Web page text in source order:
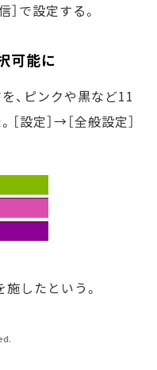
］で設定する。
可能に
、ピンクや黒など11
設定］→［全般設定］
したという。